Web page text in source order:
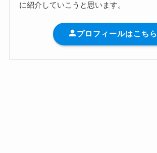
に紹介していこうと思います。
プロフィールはこちら